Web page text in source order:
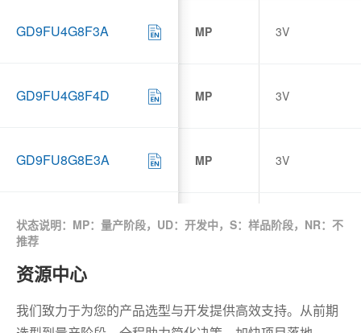
GD9FU4G8F3A MP 3V
GD9FU4G8F4D MP 3V
GD9FU8G8E3A MP 3V
GD9FU8G8E4D MP 3V
GD9FS1G8F2D
状态说明：MP：量产阶段，UD：开发中，S：样品阶段，NR：不
推荐
资源中心
我们致力于为您的产品选型与开发提供高效支持。从前期